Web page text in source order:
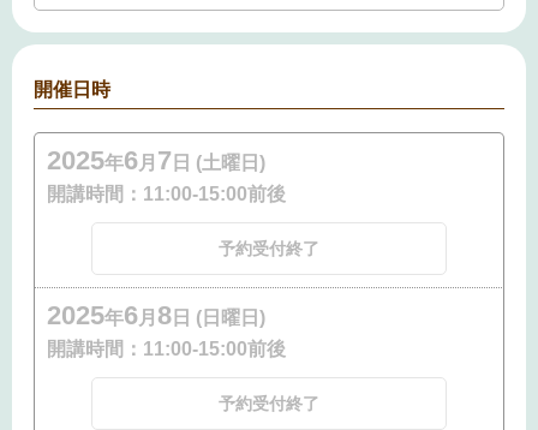
開催日時
2025年6月 7 日 (土曜日)
開講時間： 11:00-15:00前後
予約受付終了
2025年6月 8 日 (日曜日)
開講時間： 11:00-15:00前後
予約受付終了